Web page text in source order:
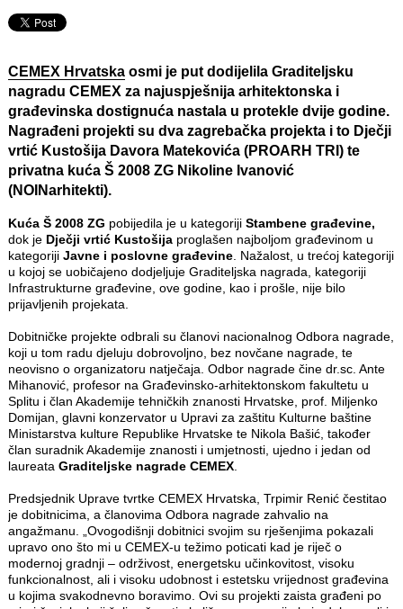
CEMEX Hrvatskaosmi je put dodijelila Graditeljsku
nagradu CEMEX za najuspješnija arhitektonska i
građevinska dostignuća nastala u protekle dvije godine.
Nagrađeni projekti su dva zagrebačka projekta i to Dječji
vrtić Kustošija Davora Matekovića (PROARH TRI)te
privatna kuća Š 2008 ZG Nikoline Ivanović
(NOINarhitekti).
Kuća Š 2008 ZG pobijedila je u kategoriji Stambene građevine,
dok je Dječji vrtić Kustošijaproglašen najboljom građevinom u
kategoriji Javne i poslovne građevine. Nažalost, u trećoj kategoriji
u kojoj se uobičajeno dodjeljuje Graditeljska nagrada, kategoriji
Infrastrukturne građevine, ove godine, kao i prošle, nije bilo
prijavljenih projekata.
Dobitničke projekte odbrali su članovi nacionalnog Odbora nagrade,
koji u tom radu djeluju dobrovoljno, bez novčane nagrade, te
neovisno o organizatoru natječaja. Odbor nagrade čine dr.sc. Ante
Mihanović, profesor na Građevinsko-arhitektonskom fakultetu u
Splitu i član Akademije tehničkih znanosti Hrvatske, prof. Miljenko
Domijan, glavni konzervator u Upravi za zaštitu Kulturne baštine
Ministarstva kulture Republike Hrvatske te Nikola Bašić, također
član suradnik Akademije znanosti i umjetnosti, ujedno i jedan od
laureata Graditeljske nagrade CEMEX.
Predsjednik Uprave tvrtke CEMEX Hrvatska, Trpimir Renić čestitao
je dobitnicima, a članovima Odbora nagrade zahvalio na
angažmanu. „Ovogodišnji dobitnici svojim su rješenjima pokazali
upravo ono što mi u CEMEX-u težimo poticati kad je riječ o
modernoj gradnji – održivost, energetsku učinkovitost, visoku
funkcionalnost, ali i visoku udobnost i estetsku vrijednost građevina
u kojima svakodnevno boravimo. Ovi su projekti zaista građeni po